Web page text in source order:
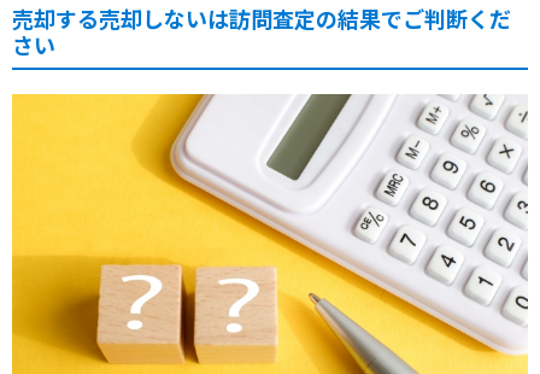
売却する売却しないは訪問査定の結果でご判断くだ
さい